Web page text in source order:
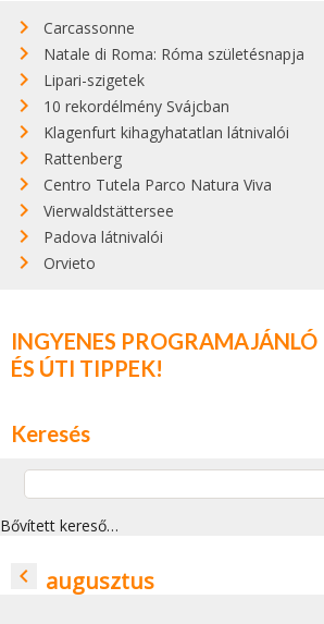
Carcassonne
Natale di Roma: Róma születésnapja
Lipari-szigetek
10 rekordélmény Svájcban
Klagenfurt kihagyhatatlan látnivalói
Rattenberg
Centro Tutela Parco Natura Viva
Vierwaldstättersee
Padova látnivalói
Orvieto
INGYENES PROGRAMAJÁNLÓ
ÉS ÚTI TIPPEK!
Keresés
Bővített kereső…
navigate_before augusztus